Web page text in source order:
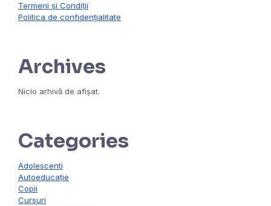
Termeni și Condiții
Politica de confidențialitate
Archives
Nicio arhivă de afișat.
Categories
Adolescenti
Autoeducație
Copii
Cursuri